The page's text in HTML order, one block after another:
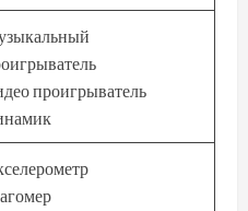
проигрыватель